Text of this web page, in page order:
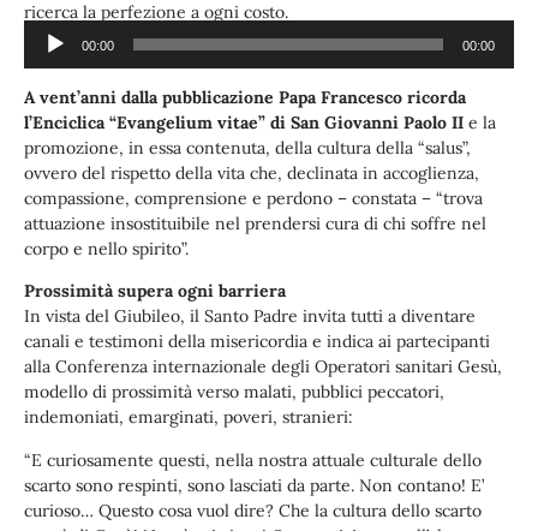
ricerca la perfezione a ogni costo.
Ascolta:Audio
00:00 00:00
A vent’anni dalla pubblicazione Papa Francesco ricorda
l’Enciclica “Evangelium vitae” di San Giovanni Paolo II e la
promozione, in essa contenuta, della cultura della “salus”,
ovvero del rispetto della vita che, declinata in accoglienza,
compassione, comprensione e perdono – constata – “trova
attuazione insostituibile nel prendersi cura di chi soffre nel
corpo e nello spirito”.
Prossimità supera ogni barriera
In vista del Giubileo, il Santo Padre invita tutti a diventare
canali e testimoni della misericordia e indica ai partecipanti
alla Conferenza internazionale degli Operatori sanitari Gesù,
modello di prossimità verso malati, pubblici peccatori,
indemoniati, emarginati, poveri, stranieri:
“E curiosamente questi, nella nostra attuale culturale dello
scarto sono respinti, sono lasciati da parte. Non contano! E’
curioso… Questo cosa vuol dire? Che la cultura dello scarto